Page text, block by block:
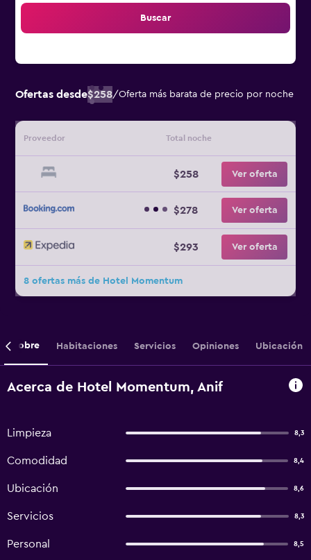
Buscar
Ofertas desde$258/Oferta más barata de precio por noche
Proveedor Total noche
$258 Ver oferta
$278 Ver oferta
$293 Ver oferta
8 ofertas más de Hotel Momentum
Sobre Habitaciones Servicios Opiniones Ubicación
Acerca de Hotel Momentum, Anif
Limpieza 8,3
Comodidad 8,4
Ubicación 8,6
Servicios 8,3
Personal 8,5